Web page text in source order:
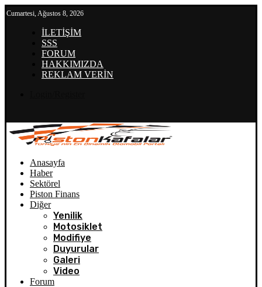
Cumartesi, Ağustos 8, 2026
İLETİŞİM
SSS
FORUM
HAKKIMIZDA
REKLAM VERİN
Anasayfa
Haber
Sektörel
Piston Finans
Diğer
Yenilik
Motosiklet
Modifiye
Duyurular
Galeri
Video
Forum